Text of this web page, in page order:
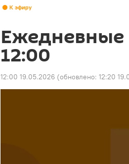
К эфиру
Ежедневные
12:00
12:00 19.05.2026 (обновлено: 12:20